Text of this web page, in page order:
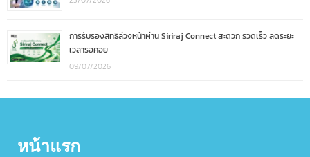
การรับรองสิทธิล่วงหน้าผ่าน Siriraj Connect สะดวก รวดเร็ว ลดระยะ
เวลารอคอย
09/07/2026
หน้าแรก